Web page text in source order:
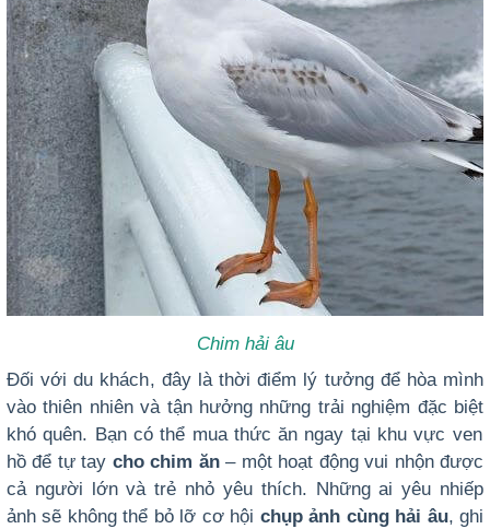
Chim hải âu
Đối với du khách, đây là thời điểm lý tưởng để hòa mình
vào thiên nhiên và tận hưởng những trải nghiệm đặc biệt
khó quên. Bạn có thể mua thức ăn ngay tại khu vực ven
hồ để tự tay cho chim ăn– một hoạt động vui nhộn được
cả người lớn và trẻ nhỏ yêu thích. Những ai yêu nhiếp
ảnh sẽ không thể bỏ lỡ cơ hội chụp ảnh cùng hải âu, ghi